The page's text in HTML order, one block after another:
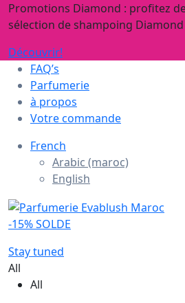
Promotions Diamond : profitez
sélection de shampoing Diamond
Découvrir!
FAQ’s
Parfumerie
à propos
Votre commande
French
Arabic (maroc)
English
-15% SOLDE
Stay tuned
All
All